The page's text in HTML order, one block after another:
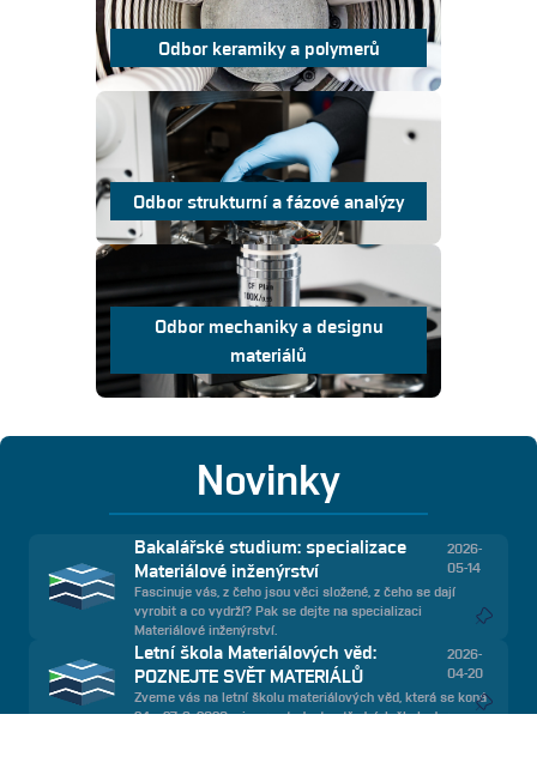
Odbor keramiky a polymerů
Odbor strukturní a fázové analýzy
Odbor mechaniky a designu
materiálů
Novinky
Bakalářské studium: specializace
Materiálové inženýrství
2026-
05-14
Fascinuje vás, z čeho jsou věci složené, z čeho se dají
vyrobit a co vydrží? Pak se dejte na specializaci
Materiálové inženýrství.
Letní škola Materiálových věd:
POZNEJTE SVĚT MATERIÁLŮ
2026-
04-20
Zveme vás na letní školu materiálových věd, která se koná
24. - 27. 8. 2026 a je pro studenty středních škol zdarma.